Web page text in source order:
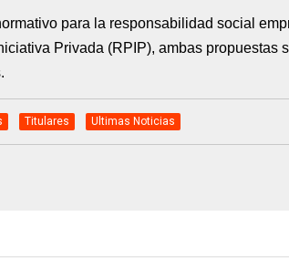
para la responsabilidad social
Privada (RPIP), ambas propuestas
Titulares Ultimas Noticias